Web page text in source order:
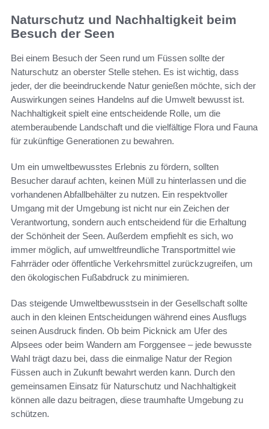
Naturschutz und Nachhaltigkeit beim
Besuch der Seen
Bei einem Besuch der Seen rund um Füssen sollte der
Naturschutz an oberster Stelle stehen. Es ist wichtig, dass
jeder, der die beeindruckende Natur genießen möchte, sich der
Auswirkungen seines Handelns auf die Umwelt bewusst ist.
Nachhaltigkeit spielt eine entscheidende Rolle, um die
atemberaubende Landschaft und die vielfältige Flora und Fauna
für zukünftige Generationen zu bewahren.
Um ein umweltbewusstes Erlebnis zu fördern, sollten
Besucher darauf achten, keinen Müll zu hinterlassen und die
vorhandenen Abfallbehälter zu nutzen. Ein respektvoller
Umgang mit der Umgebung ist nicht nur ein Zeichen der
Verantwortung, sondern auch entscheidend für die Erhaltung
der Schönheit der Seen. Außerdem empfiehlt es sich, wo
immer möglich, auf umweltfreundliche Transportmittel wie
Fahrräder oder öffentliche Verkehrsmittel zurückzugreifen, um
den ökologischen Fußabdruck zu minimieren.
Das steigende Umweltbewusstsein in der Gesellschaft sollte
auch in den kleinen Entscheidungen während eines Ausflugs
seinen Ausdruck finden. Ob beim Picknick am Ufer des
Alpsees oder beim Wandern am Forggensee – jede bewusste
Wahl trägt dazu bei, dass die einmalige Natur der Region
Füssen auch in Zukunft bewahrt werden kann. Durch den
gemeinsamen Einsatz für Naturschutz und Nachhaltigkeit
können alle dazu beitragen, diese traumhafte Umgebung zu
schützen.